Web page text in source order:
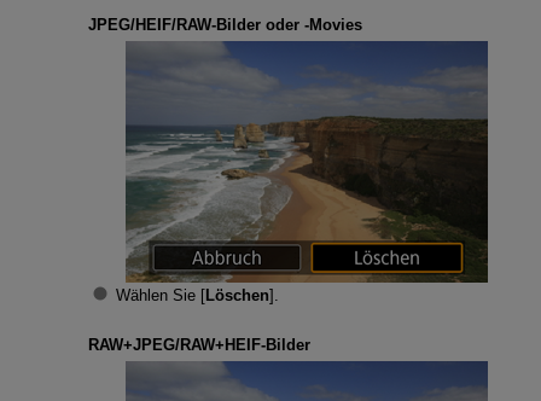
JPEG/HEIF/RAW-Bilder oder -Movies
Wählen Sie [Löschen].
RAW+JPEG/RAW+HEIF-Bilder